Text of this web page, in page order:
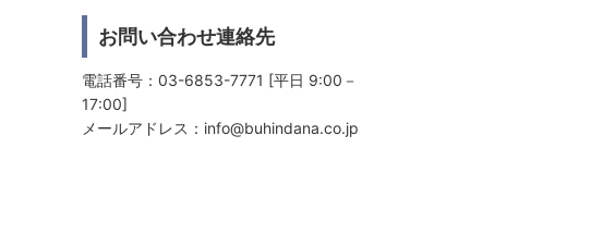
お問い合わせ連絡先
電話番号：03-6853-7771 [平日 9:00－
17:00]
メールアドレス： info@buhindana.co.jp